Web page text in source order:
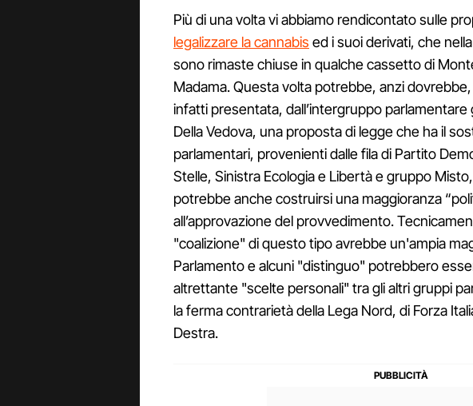
Più di una volta vi abbiamo rendicontato sulle
legalizzare la cannabis ed i suoi derivati, che
sono rimaste chiuse in qualche cassetto di
Madama. Questa volta potrebbe, anzi
infatti presentata, dall’intergruppo
Della Vedova, una proposta di legge che ha il
parlamentari, provenienti dalle fila di Partito
Stelle, Sinistra Ecologia e Libertà e gruppo
potrebbe anche costruirsi una maggioranza
all’approvazione del provvedimento.
"coalizione" di questo tipo avrebbe un'ampia
Parlamento e alcuni "distinguo" potrebbero
altrettante "scelte personali" tra gli altri gruppi
la ferma contrarietà della Lega Nord, di Forza
Destra.